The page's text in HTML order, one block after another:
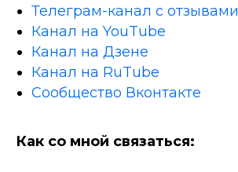
Телеграм-канал с отзывами
Канал на YouTube
Канал на Дзене
Канал на RuTube
Сообщество Вконтакте
Как со мной связаться: